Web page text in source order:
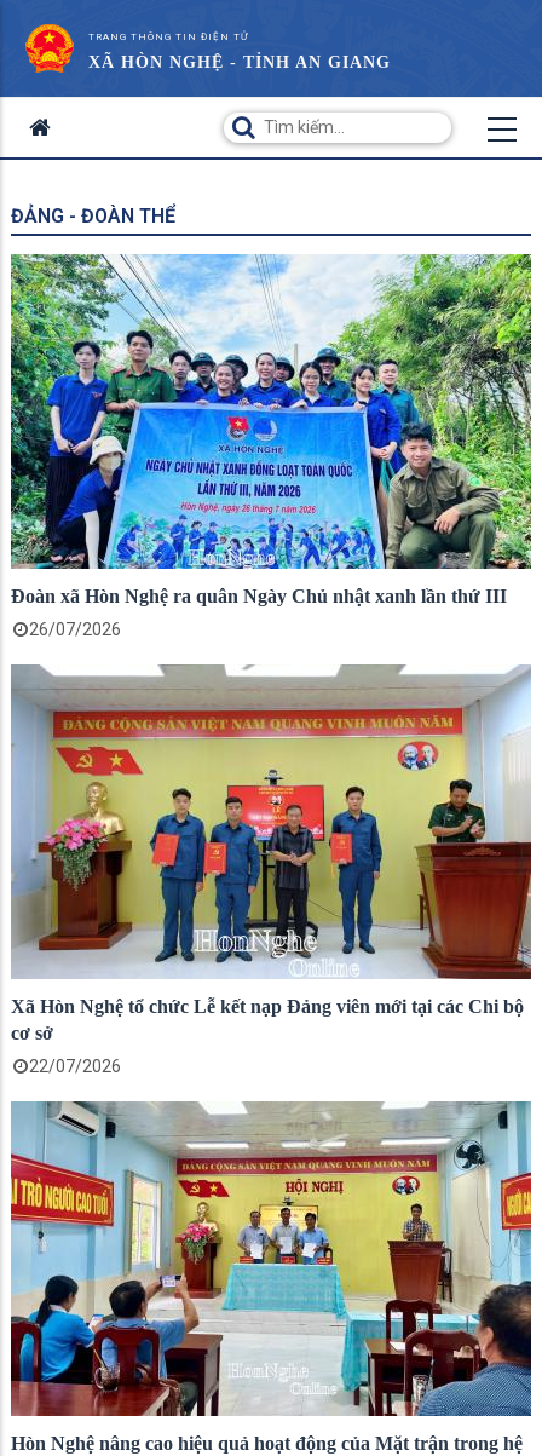
TRANG THÔNG TIN ĐIỆN TỬ
XÃ HÒN NGHỆ - TỈNH AN GIANG
ĐẢNG - ĐOÀN THỂ
Đoàn xã Hòn Nghệ ra quân Ngày Chủ nhật xanh lần thứ III
26/07/2026
Xã Hòn Nghệ tổ chức Lễ kết nạp Đảng viên mới tại các Chi bộ
cơ sở
22/07/2026
Hòn Nghệ nâng cao hiệu quả hoạt động của Mặt trận trong hệ